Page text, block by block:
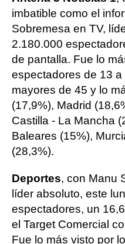
imbatible como el
Sobremesa en TV,
2.180.000
de pantalla. Fue lo
espectadores de 13
mayores de 45 y lo
(17,9%), Madrid
Castilla - La Mancha
Baleares (15%),
(28,3%).
Deportes, con Manu
líder absoluto, este
espectadores, un
el Target Comercial
Fue lo más visto por